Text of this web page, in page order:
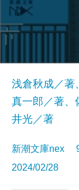
浅倉秋成／著
真一郎／著、
井光／著
新潮文庫nex
2024/02/28